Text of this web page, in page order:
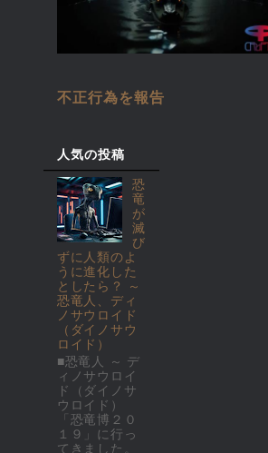
不正行為を報告
人気の投稿
恐
竜
が
滅
び
ずに人類のよ
うに進化した
としたら？ ～
恐竜人、ディ
ノサウロイド
（ダイノサウ
ロイド）
■恐竜人 ～ デ
ィノサウロイ
ド（ダイノサ
ウロイド）
「恐竜博２０
１９」に行っ
てきました。